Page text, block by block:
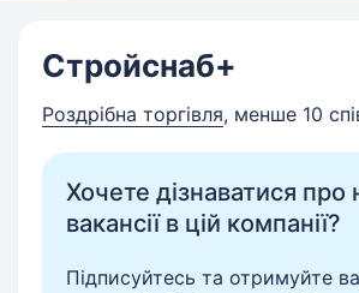
Стройснаб+
Роздрібна торгівля, менше 10
Хочете дізнаватися про
вакансії в цій компанії?
Підписуйтесь та отримуйте